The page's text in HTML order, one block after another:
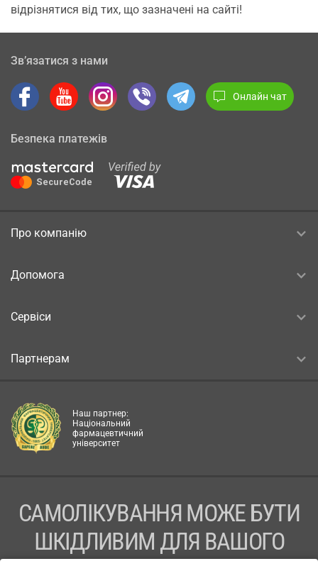
відрізнятися від тих, що зазначені на сайті!
Зв’язатися з нами
Онлайн чат
Безпека платежів
Про компанію
Допомога
Сервіси
Партнерам
Наш партнер:
Національний
фармацевтичний
університет
САМОЛІКУВАННЯ МОЖЕ БУТИ
ШКІДЛИВИМ ДЛЯ ВАШОГО